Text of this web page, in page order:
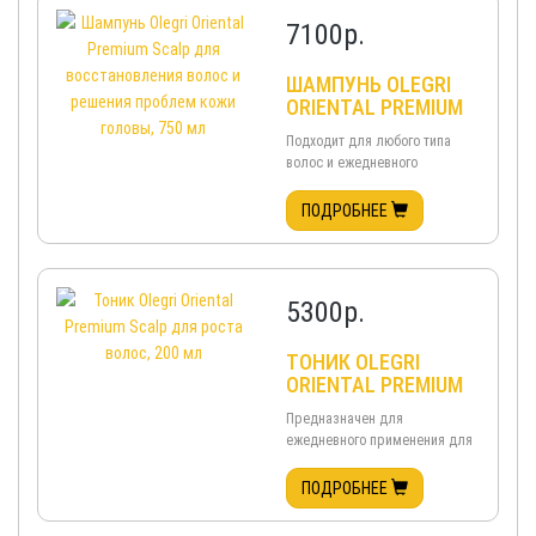
РН баланс, справляется со
заболеваний кожи головы,
таких, как перхоть, себорея и
сальных ...
7100р.
ШАМПУНЬ OLEGRI
ORIENTAL PREMIUM
SCALP ДЛЯ
ВОССТАНОВЛЕНИЯ
ВОЛОС И РЕШЕНИЯ
ПРОБЛЕМ КОЖИ
ГОЛОВЫ, 750 МЛ
Подходит для любого типа
волос и ежедневного
ПОДРОБНЕЕ
5300р.
ТОНИК OLEGRI
ORIENTAL PREMIUM
SCALP ДЛЯ РОСТА
ВОЛОС, 200 МЛ
Предназначен для
ежедневного применения для
волос, а также для решения
проблем излишнего
выделения кожного сала.
ПОДРОБНЕЕ